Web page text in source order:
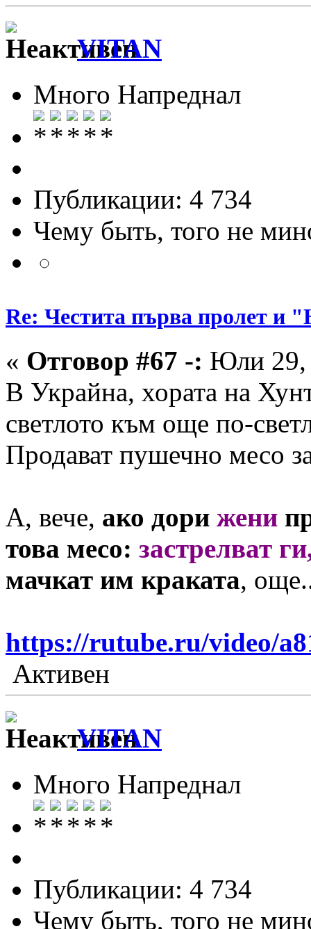
VITAN
Много Напреднал
Публикации: 4 734
Чему быть, того не
Re: Честита първа
« Отговор #67 -: Юли 29,
В Украйна, хората на
светлото към още по-
Продават пушечно месо
А, вече, ако дори жени
това месо: застрелват
мачкат им краката,
https://rutube.ru/video/
Активен
VITAN
Много Напреднал
Публикации: 4 734
Чему быть, того не